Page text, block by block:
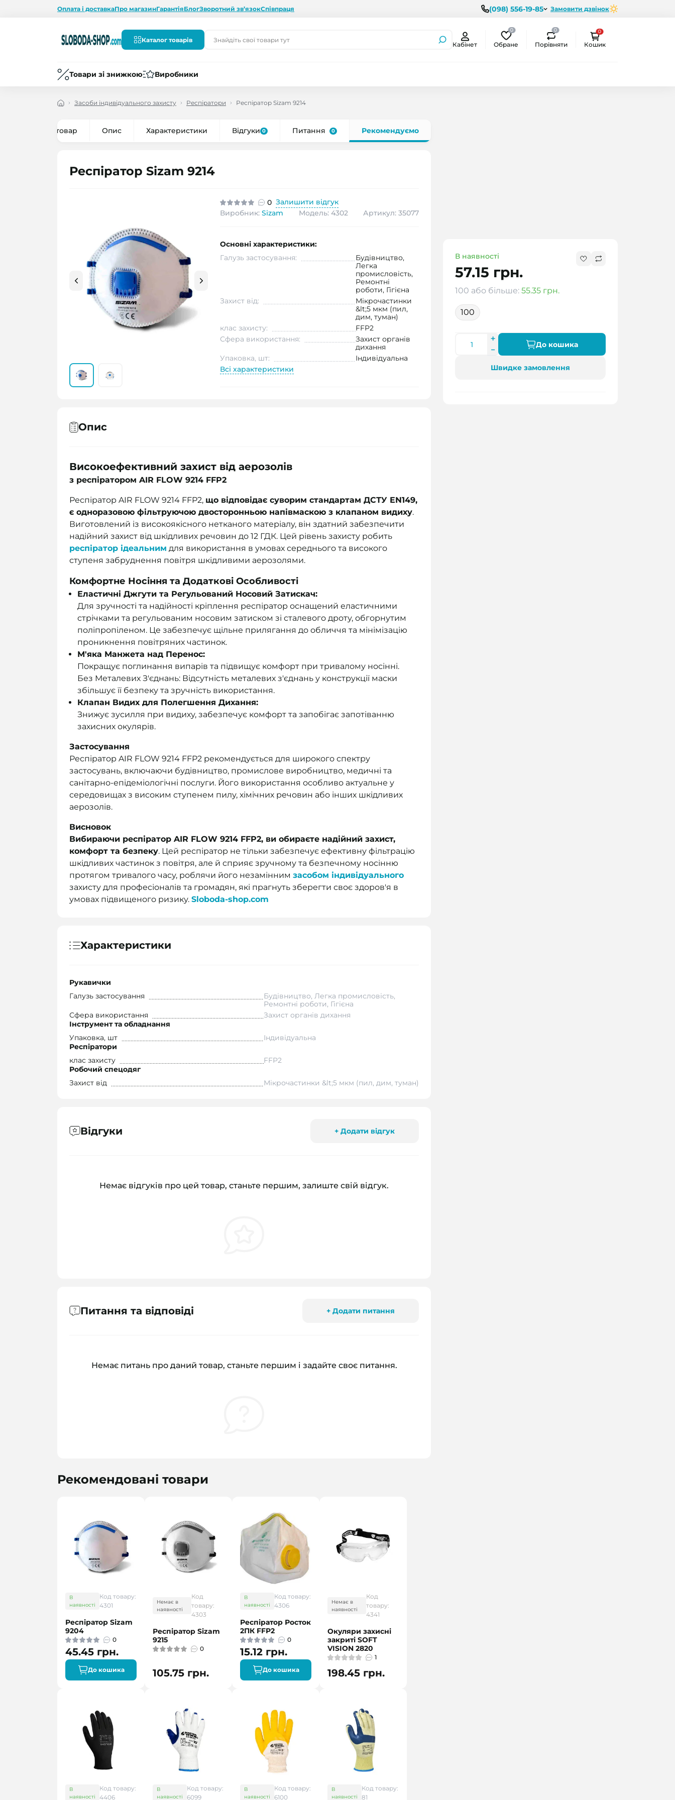
Оплата і доставкаПро магазинГарантіяБлогЗворотний зв’язокСпівпраця (098) 556-19-85 Замовити дзвінок
Каталог товарів
Кабінет
0
Обране
0
Порівняти
0
Кошик
Товари зі знижкою Виробники
Засоби індивідуального захисту Респіратори Респіратор Sizam 9214
Все про товар Опис Характеристики Відгуки 0 Питання 0 Рекомендуємо
Респіратор Sizam 9214
0 Залишити відгук
Виробник: Sizam Модель: 4302 Артикул: 35077
В наявності
57.15 грн.
100 або більше: 55.35 грн.
100
До кошика
Швидке замовлення
Основні характеристики:
Галузь застосування:
Будівництво,
Легка
промисловість,
Ремонтні
роботи, Гігієна
Захист від:
Мікрочастинки
&lt;5 мкм (пил,
дим, туман)
клас захисту:
FFP2
Сфера використання:
Захист органів
дихання
Упаковка, шт:
Індивідуальна
Всі характеристики
Опис
Високоефективний захист від аерозолів
з респіратором AIR FLOW 9214 FFP2
Респіратор AIR FLOW 9214 FFP2, що відповідає суворим стандартам ДСТУ EN149,
є одноразовою фільтруючою двосторонньою напівмаскою з клапаном видиху.
Виготовлений із високоякісного нетканого матеріалу, він здатний забезпечити
надійний захист від шкідливих речовин до 12 ГДК. Цей рівень захисту робить
респіратор ідеальним для використання в умовах середнього та високого
ступеня забруднення повітря шкідливими аерозолями.
Комфортне Носіння та Додаткові Особливості
Еластичні Джгути та Регульований Носовий Затискач:
Для зручності та надійності кріплення респіратор оснащений еластичними
стрічками та регульованим носовим затиском зі сталевого дроту, обгорнутим
поліпропіленом. Це забезпечує щільне прилягання до обличчя та мінімізацію
проникнення повітряних частинок.
М'яка Манжета над Перенос:
Покращує поглинання випарів та підвищує комфорт при тривалому носінні.
Без Металевих З'єднань: Відсутність металевих з'єднань у конструкції маски
збільшує її безпеку та зручність використання.
Клапан Видих для Полегшення Дихання:
Знижує зусилля при видиху, забезпечує комфорт та запобігає запотіванню
захисних окулярів.
Застосування
Респіратор AIR FLOW 9214 FFP2 рекомендується для широкого спектру
застосувань, включаючи будівництво, промислове виробництво, медичні та
санітарно-епідеміологічні послуги. Його використання особливо актуальне у
середовищах з високим ступенем пилу, хімічних речовин або інших шкідливих
аерозолів.
Висновок
Вибираючи респіратор AIR FLOW 9214 FFP2, ви обираєте надійний захист,
комфорт та безпеку. Цей респіратор не тільки забезпечує ефективну фільтрацію
шкідливих частинок з повітря, але й сприяє зручному та безпечному носінню
протягом тривалого часу, роблячи його незамінним засобом індивідуального
захисту для професіоналів та громадян, які прагнуть зберегти своє здоров'я в
умовах підвищеного ризику. Sloboda-shop.com
Характеристики
Рукавички
Галузь застосування
Будівництво, Легка промисловість,
Ремонтні роботи, Гігієна
Сфера використання
Захист органів дихання
Інструмент та обладнання
Упаковка, шт
Індивідуальна
Респіратори
клас захисту
FFP2
Робочий спецодяг
Захист від
Мікрочастинки &lt;5 мкм (пил, дим, туман)
Відгуки + Додати відгук
Немає відгуків про цей товар, станьте першим, залиште свій відгук.
Питання та відповіді + Додати питання
Немає питань про даний товар, станьте першим і задайте своє питання.
Рекомендовані товари
В
наявності
Код товару:
4301
Респіратор Sizam
9204
0
45.45 грн.
До кошика
Немає в
наявності
Код
товару:
4303
Респіратор Sizam
9215
0
105.75 грн.
В
наявності
Код товару:
4306
Респіратор Росток
2ПК FFP2
0
15.12 грн.
До кошика
Немає в
наявності
Код
товару:
4341
Окуляри захисні
закриті SOFT
VISION 2820
1
198.45 грн.
В
наявності
Код товару:
4406
В
наявності
Код товару:
6099
В
наявності
Код товару:
6100
В
наявності
Код товару:
81